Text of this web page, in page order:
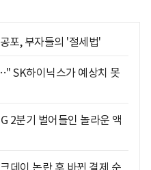
포, 부자들의 '절세법'
SK하이닉스가 예상치 못
2분기 벌어들인 놀라운 액